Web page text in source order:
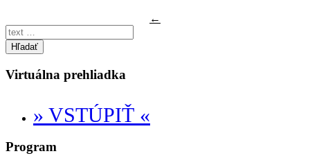
←
Hľadať
Virtuálna prehliadka
» VSTÚPIŤ «
Program